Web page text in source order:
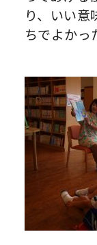
り、いい
ちでよかっ